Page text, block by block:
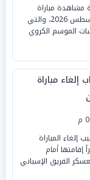
مشاهدة مباراة
ليفربول ضد ليدز يونايتد» بث مباشر اليوم الأحد 2 أغسطس 2026، والتي
الموسم الكروي
مباراة
المباراة
إقامتها أمام
الفريق الإسباني